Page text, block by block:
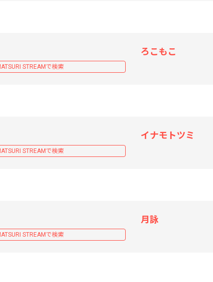
STREAMで検索
ろこもこ
STREAMで検索
イナモトツミ
STREAMで検索
月詠